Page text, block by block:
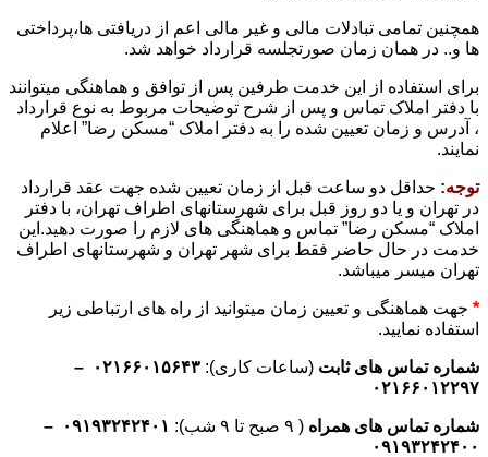
همچنین تمامی تبادلات مالی و غیر مالی اعم از دریافتی ها،پرداختی
ها و.. در همان زمان صورتجلسه قرارداد خواهد شد.
برای استفاده از این خدمت طرفین پس از توافق و هماهنگی میتوانند
با دفتر املاک تماس و پس از شرح توضیحات مربوط به نوع قرارداد
، آدرس و زمان تعیین شده را به دفتر املاک “مسکن رضا” اعلام
نمایند.
توجه: حداقل دو ساعت قبل از زمان تعیین شده جهت عقد قرارداد
در تهران و یا دو روز قبل برای شهرستانهای اطراف تهران، با دفتر
املاک “مسکن رضا” تماس و هماهنگی های لازم را صورت دهید.این
خدمت در حال حاضر فقط برای شهر تهران و شهرستانهای اطراف
تهران میسر میباشد.
* جهت هماهنگی و تعیین زمان میتوانید از راه های ارتباطی زیر
استفاده نمایید.
شماره تماس های ثابت (ساعات کاری):
۰۲۱۶۶۰۱۵۶۴۳ –
۰۲۱۶۶۰۱۲۲۹۷
شماره تماس های همراه ( ۹ صبح تا ۹ شب):
۰۹۱۹۳۲۴۲۴۰۱ –
۰۹۱۹۳۲۴۲۴۰۰